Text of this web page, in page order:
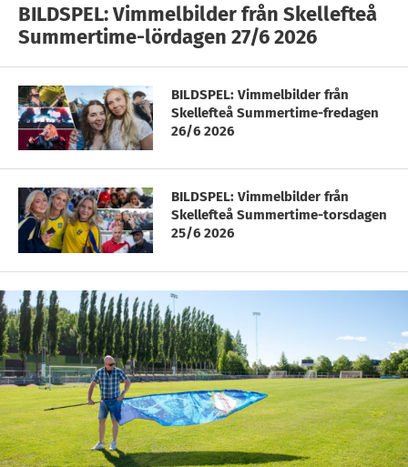
BILDSPEL: Vimmelbilder från Skellefteå
Summertime-lördagen 27/6 2026
BILDSPEL: Vimmelbilder från
Skellefteå Summertime-fredagen
26/6 2026
BILDSPEL: Vimmelbilder från
Skellefteå Summertime-torsdagen
25/6 2026